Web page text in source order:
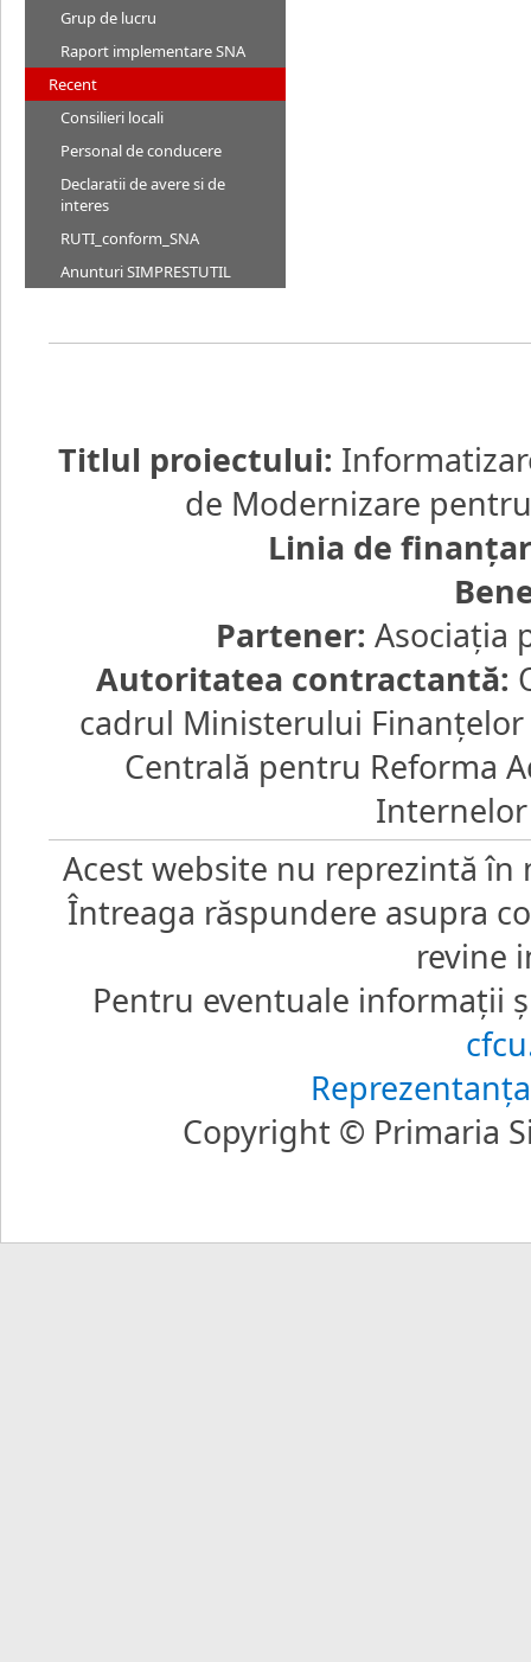
Grup de lucru
Raport implementare SNA
Recent
Consilieri locali
Personal de conducere
Declaratii de avere si de
interes
RUTI_conform_SNA
Anunturi SIMPRESTUTIL
Titlul proiectului:
de Modernizare
Linia de
Partener: Asociaţia
Autoritatea contractantă:
cadrul Ministerului
Centrală pentru Reforma
Acest website nu reprezintă
Întreaga răspundere asupra
revine
Pentru eventuale informaţii
Copyright © Primaria